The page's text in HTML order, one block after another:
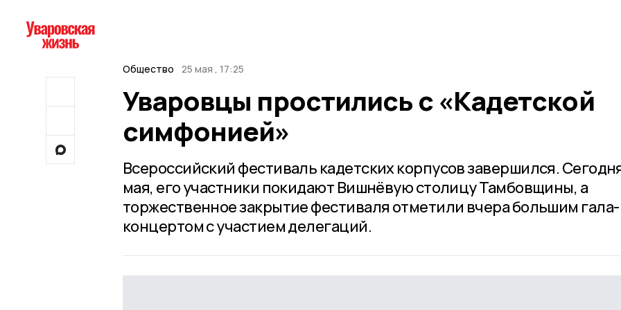
Общество 25 мая , 17:25
Уваровцы простились с «Кадетской
симфонией»
Всероссийский фестиваль кадетских корпусов завершился.
мая, его участники покидают Вишнёвую столицу Тамбовщины, а
торжественное закрытие фестиваля отметили вчера большим гала-
концертом с участием делегаций.